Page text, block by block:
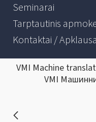
Seminarai
Tarptautinis
Kontaktai / Apklausa
VMI Machine
VMI